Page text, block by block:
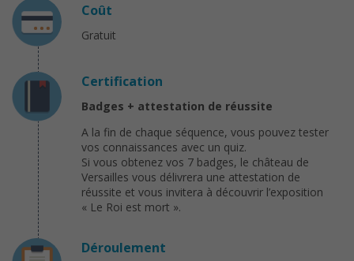
Coût
Gratuit
Certification
Badges + attestation de réussite
A la fin de chaque séquence, vous pouvez tester
vos connaissances avec un quiz.
Si vous obtenez vos 7 badges, le château de
Versailles vous délivrera une attestation de
réussite et vous invitera à découvrir l’exposition
« Le Roi est mort ».
Déroulement